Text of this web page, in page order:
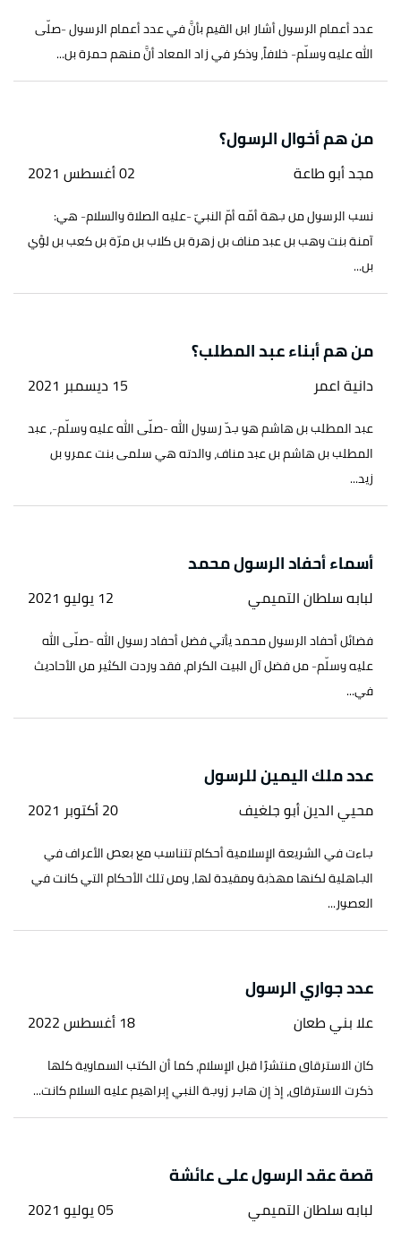
عدد أعمام الرسول أشار ابن القيم بأنَّ في عدد أعمام الرسول -صلّى
الله عليه وسلّم- خلافاً، وذكر في زاد المعاد أنَّ منهم حمزة بن...
من هم أخوال الرسول؟
مجد أبو طاعة 02 أغسطس 2021
نسب الرسول من جهة أمّه أمّ النبيّ -عليه الصلاة والسلام- هي:
آمنة بنت وهب بن عبد مناف بن زهرة بن كلاب بن مرّة بن كعب بن لؤي
بن...
من هم أبناء عبد المطلب؟
دانية اعمر 15 ديسمبر 2021
عبد المطلب بن هاشم هو جدّ رسول الله -صلّى الله عليه وسلّم-، عبد
المطلب بن هاشم بن عبد مناف، والدته هي سلمى بنت عمرو بن
زيد...
أسماء أحفاد الرسول محمد
لبابه سلطان التميمي 12 يوليو 2021
فضائل أحفاد الرسول محمد يأتي فضل أحفاد رسول الله -صلّى الله
عليه وسلّم- من فضل آل البيت الكرام، فقد وردت الكثير من الأحاديث
في...
عدد ملك اليمين للرسول
محيي الدين أبو جلغيف 20 أكتوبر 2021
جاءت في الشريعة الإسلامية أحكام تتناسب مع بعض الأعراف في
الجاهلية لكنها مهذبة ومقيدة لها، ومن تلك الأحكام التي كانت في
العصور...
عدد جواري الرسول
علا بني طعان 18 أغسطس 2022
كان الاسترقاق منتشرًا قبل الإسلام، كما أن الكتب السماوية كلها
ذكرت الاسترقاق، إذ إن هاجر زوجة النبي إبراهيم عليه السلام كانت...
قصة عقد الرسول على عائشة
لبابه سلطان التميمي 05 يوليو 2021